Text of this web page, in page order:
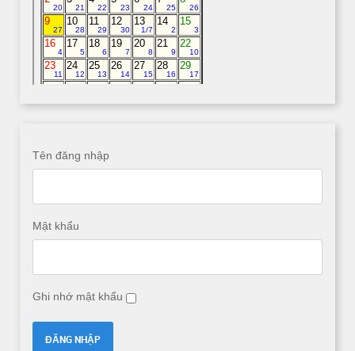
Tên đăng nhập
Mật khẩu
Ghi nhớ mật khẩu